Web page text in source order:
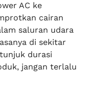
AC ke
cairan
saluran udara
di sekitar
durasi
jangan terlalu